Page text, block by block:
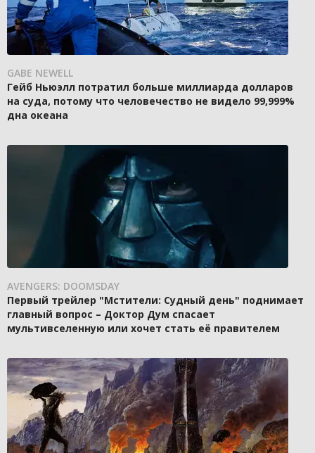
GABE NEWELL
Гейб Ньюэлл потратил больше миллиарда долларов
на суда, потому что человечество не видело 99,999%
дна океана
AVENGERS: DOOMSDAY
Первый трейлер "Мстители: Судный день" поднимает
главный вопрос – Доктор Дум спасает
мультивселенную или хочет стать её правителем